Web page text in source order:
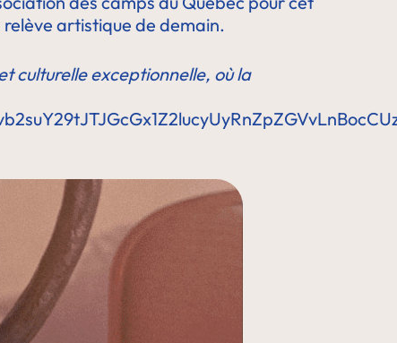
artistique de demain.
culturelle exceptionnelle, où la